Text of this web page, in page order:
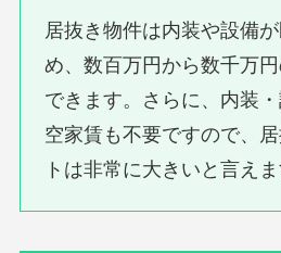
居抜き物件は内装や設備
め、数百万円から数千万
できます。さらに、内装
空家賃も不要ですので、
トは非常に大きいと言えま